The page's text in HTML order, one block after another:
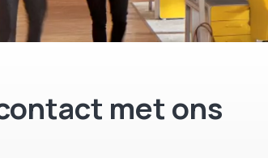
met ons